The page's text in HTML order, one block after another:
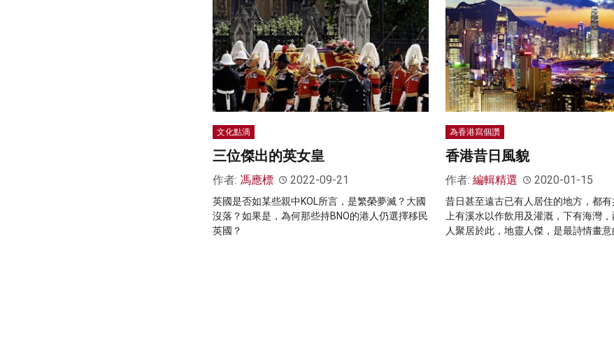
文化點滴
三位傑出的英女皇
作者: 馮應標 2022-09-21
英國是否如某些親中KOL所言，是繁榮夢滅？大國
沒落？如果是，為何那些持BNO的港人仍選擇移民
英國？
為香港寫個讚
香港昔日風貌
作者: 編輯精選 2020-01-15
昔日甚至遠古已有人居住的地方，都有
上有溪水以作飲用及灌溉，下有海灣，
人聚居於此，地靈人傑，是最詩情畫意